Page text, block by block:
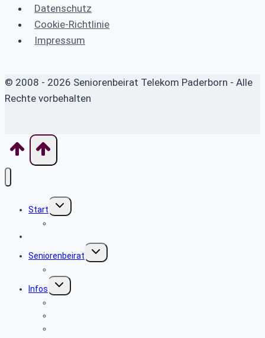
Datenschutz
Cookie-Richtlinie
Impressum
© 2008 - 2026 Seniorenbeirat Telekom Paderborn - Alle
Rechte vorbehalten
Start
Untermenü
umschalten
Seniorenbeirat
Untermenü
umschalten
Infos
Untermenü
umschalten